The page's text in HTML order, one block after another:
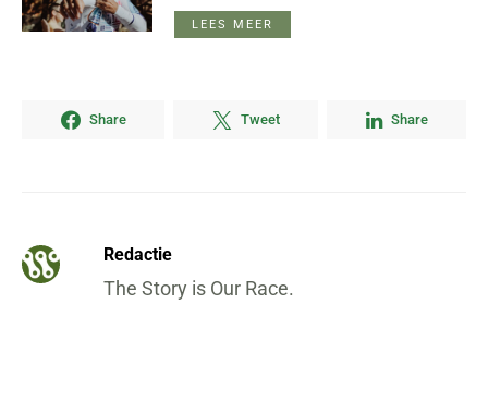
LEES MEER
Share Tweet Share
Redactie
The Story is Our Race.